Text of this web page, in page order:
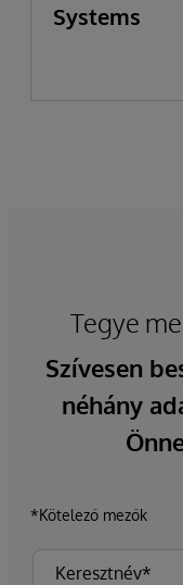
Systems
Tegye
Szívesen
néhány
*Kötelező mezők